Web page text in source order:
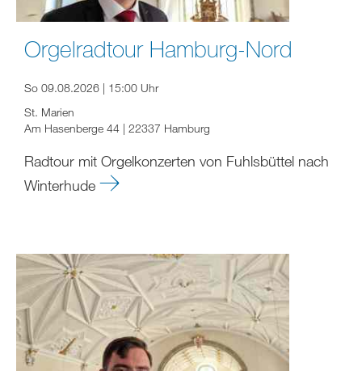
Orgelradtour Hamburg-Nord
So 09.08.2026 | 15:00 Uhr
St. Marien
Am Hasenberge 44 | 22337 Hamburg
Radtour mit Orgelkonzerten von Fuhlsbüttel nach
Winterhude